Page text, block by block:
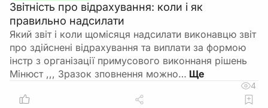
Звітність про відрахування: коли і як
правильно надсилати
Який звіт і коли щомісяця надсилати виконавцю звіт
про здійснені відрахування та виплати за формою
інстр з організації примусового виконнаня рішень
Мінюст ,,, Зразок зповнення можно…
4